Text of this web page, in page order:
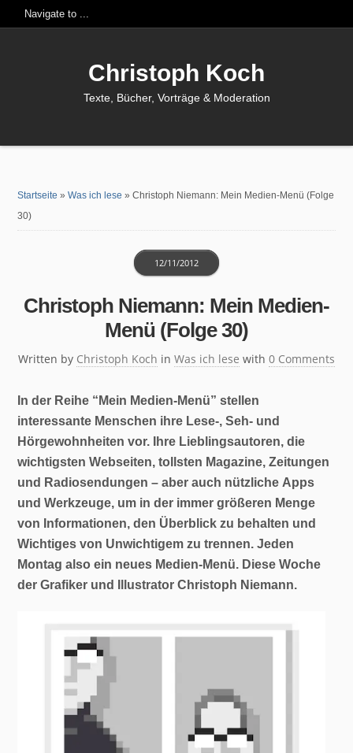
Christoph Koch
Texte, Bücher, Vorträge & Moderation
Startseite »Was ich lese »Christoph Niemann: Mein Medien-Menü (Folge
30)
Christoph Niemann: Mein Medien-
Menü (Folge 30)
Written by Christoph Koch
12/11/2012
in Was ich lese with 0 Comments
In der Reihe “Mein Medien-Menü” stellen
interessante Menschen ihre Lese-, Seh- und
Hörgewohnheiten vor. Ihre Lieblingsautoren, die
wichtigsten Webseiten, tollsten Magazine, Zeitungen
und Radiosendungen – aber auch nützliche Apps
und Werkzeuge, um in der immer größeren Menge
von Informationen, den Überblick zu behalten und
Wichtiges von Unwichtigem zu trennen. Jeden
Montag also ein neues Medien-Menü. Diese Woche
der Grafiker und Illustrator Christoph Niemann.